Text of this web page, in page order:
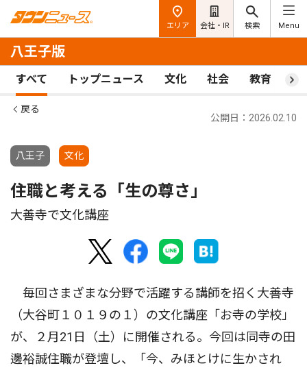
エリア 会社・IR 検索 Menu
八王子版
すべて トップニュース 文化 社会 教育 ス
戻る
八王子 文化
公開日：2026.02.10
住職と考える「生の尊さ」
大善寺で文化講座
毎回さまざまな分野で活躍する講師を招く大善寺
（大谷町１０１９の１）の文化講座「お寺の学校」
が、２月21日（土）に開催される。今回は同寺の田
邊裕誠住職が登壇し、「今、みほとけに生かされ